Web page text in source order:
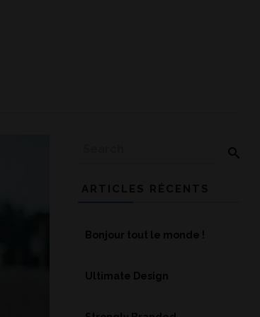
Bonjour tout le monde !
Ultimate Design